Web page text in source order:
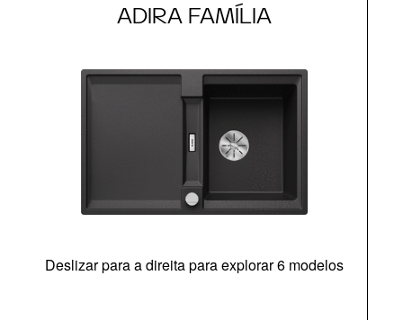
ADIRA FAMÍLIA
Deslizar para a direita para explorar 6 modelos